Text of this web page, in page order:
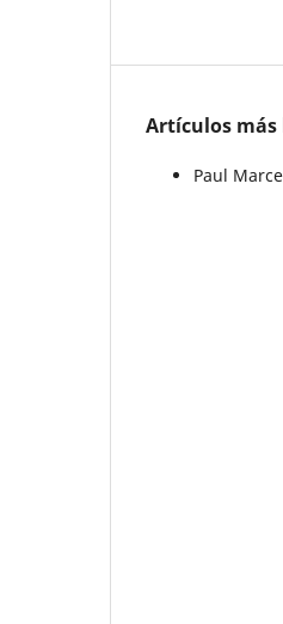
Artículos
Paul